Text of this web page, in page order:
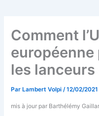
Comment
les lanceurs
Par Lambert Volpi/12/02/2021
mis à jour par Barthélémy